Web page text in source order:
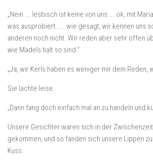
„Nein …. lesbisch ist keine von uns …. ok, mit
was ausprobiert ….. wie gesagt, wir kennen uns
anderen noch nicht. Wir reden aber sehr offen
wie Mädels halt so sind.”
„Ja, wir Kerls haben es weniger mir dem Reden,
Sie lachte leise.
„Dann fang doch einfach mal an zu handeln und
Unsere Gesichter waren sich in der
gekommen, und so fanden sich unsere Lippen
Kuss.